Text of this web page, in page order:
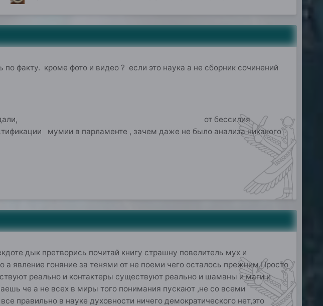
факту. кроме фото и видео ? если это наука а не сборник сочинений
ни когда не обладали, от бессилия
мумии в парламенте , зачем даже не было анализа никакого
дык претворись почитай книгу страшну повелитель мух и
явление гоняние за тенями от не поеми чего осталось прежним.Просто
реально и контактеры существуют реально и шаманы и маги и
че а не всех в миры того понимания пускают ,не со всеми
правильно в науке духовности ничего демократического нет,это